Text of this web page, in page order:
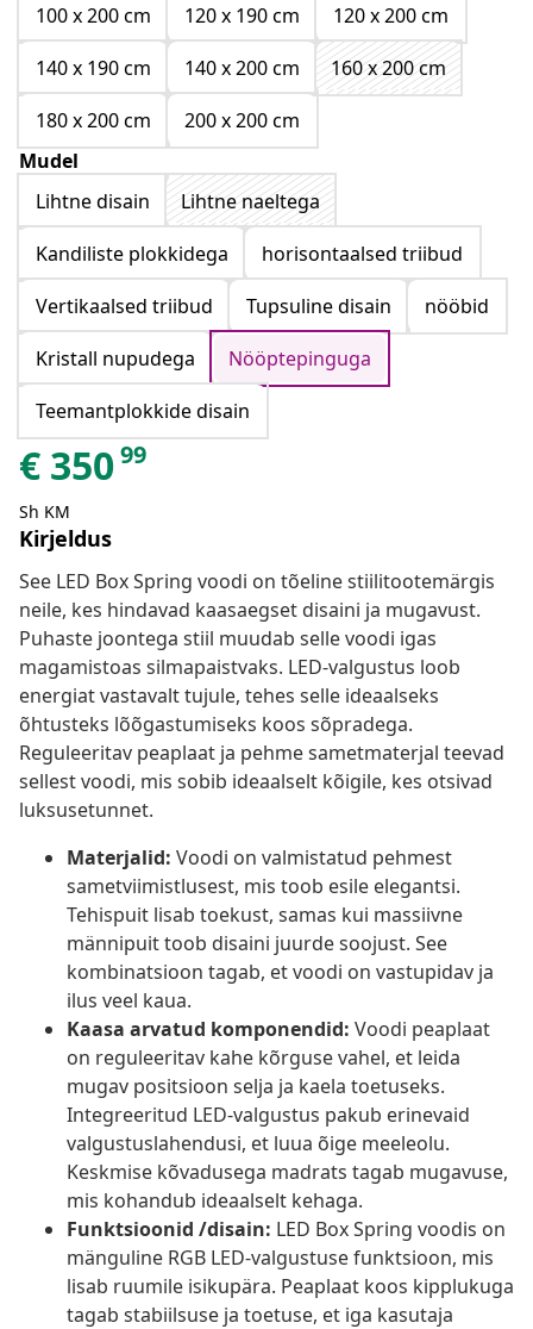
100 x 200 cm
120 x 190 cm
120 x 200 cm
140 x 190 cm
140 x 200 cm
160 x 200 cm
180 x 200 cm
200 x 200 cm
Mudel
Lihtne disain
Lihtne naeltega
Kandiliste plokkidega
horisontaalsed triibud
Vertikaalsed triibud
Tupsuline disain
nööbid
Kristall nupudega
Nööptepinguga
Teemantplokkide disain
€ 35099
Sh KM
Kirjeldus
See LED Box Spring voodi on tõeline stiilitootemärgis
neile, kes hindavad kaasaegset disaini ja mugavust.
Puhaste joontega stiil muudab selle voodi igas
magamistoas silmapaistvaks. LED-valgustus loob
energiat vastavalt tujule, tehes selle ideaalseks
õhtusteks lõõgastumiseks koos sõpradega.
Reguleeritav peaplaat ja pehme sametmaterjal teevad
sellest voodi, mis sobib ideaalselt kõigile, kes otsivad
luksusetunnet.
Materjalid: Voodi on valmistatud pehmest
sametviimistlusest, mis toob esile elegantsi.
Tehispuit lisab toekust, samas kui massiivne
männipuit toob disaini juurde soojust. See
kombinatsioon tagab, et voodi on vastupidav ja
ilus veel kaua.
Kaasa arvatud komponendid: Voodi peaplaat
on reguleeritav kahe kõrguse vahel, et leida
mugav positsioon selja ja kaela toetuseks.
Integreeritud LED-valgustus pakub erinevaid
valgustuslahendusi, et luua õige meeleolu.
Keskmise kõvadusega madrats tagab mugavuse,
mis kohandub ideaalselt kehaga.
Funktsioonid /disain: LED Box Spring voodis on
mänguline RGB LED-valgustuse funktsioon, mis
lisab ruumile isikupära. Peaplaat koos kipplukuga
tagab stabiilsuse ja toetuse, et iga kasutaja